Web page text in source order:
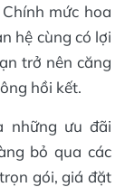
mức hoa
hệ cùng có lợi
trở nên căng
hồi kết.
những ưu đãi
bỏ qua các
gói, giá đặt